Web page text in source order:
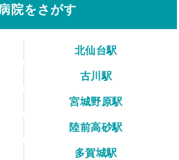
院をさがす
北仙台駅
古川駅
宮城野原駅
陸前高砂駅
多賀城駅